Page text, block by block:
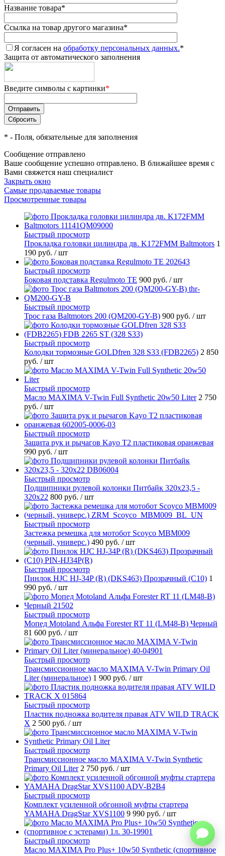
Название товара*
Ссылка на товар другого магазина*
Я согласен на обработку персональных данных.*
Защита от автоматического заполнения
Введите символы с картинки*
* - Поля, обязательные для заполнения
Сообщение отправлено
Ваше сообщение успешно отправлено. В ближайшее время с
Вами свяжется наш специалист
Закрыть окно
Самые продаваемые товары
Просмотренные товары
Быстрый просмотр
Прокладка головки цилиндра дв. K172FMM Baltmotors 1
190 руб. / шт
Быстрый просмотр
Боковая подставка Regulmoto TE 900 руб. / шт
Быстрый просмотр
Трос газа Baltmotors 200 (QM200-GY-B) 900 руб. / шт
Быстрый просмотр
Колодки тормозные GOLDfren 328 S33 (FDB2265) 2 850
руб. / шт
Быстрый просмотр
Масло MAXIMA V-Twin Full Synthetic 20w50 Liter 2 750
руб. / шт
Быстрый просмотр
Защита рук и рычагов Kayo T2 пластиковая оранжевая
990 руб. / шт
Быстрый просмотр
Подшипники рулевой колонки Питбайк 320x23,5 -
320x22 800 руб. / шт
Быстрый просмотр
Застежка ремешка для мотобот Scoyco MBM009
(черный, универс.) 490 руб. / шт
Быстрый просмотр
Пинлок HJC HJ-34P (R) (DKS463) Прозрачный (C10) 1
990 руб. / шт
Быстрый просмотр
Мопед Motoland Альфа Forester RT 11 (LM48-B) Черный
81 600 руб. / шт
Быстрый просмотр
Трансмиссионное масло MAXIMA V-Twin Primary Oil
Liter (минеральное) 1 900 руб. / шт
Быстрый просмотр
Пластик подножка водителя правая ATV WILD TRACK
X 2 500 руб. / шт
Быстрый просмотр
Трансмиссионное масло MAXIMA V-Twin Synthetic
Primary Oil Liter 2 750 руб. / шт
Быстрый просмотр
Комплект усиленной обгонной муфты стартера
YAMAHA DragStar XVS1100 9 990 руб. / шт
Быстрый просмотр
Масло MAXIMA Pro Plus+ 10w50 Synthetic (спортивное